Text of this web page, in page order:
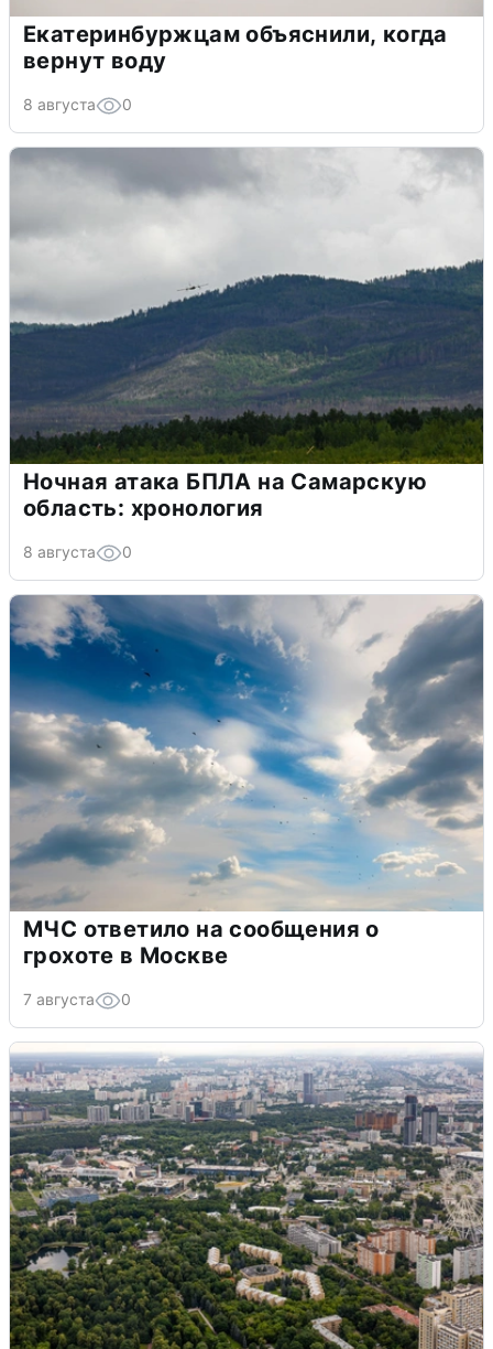
Екатеринбуржцам объяснили, когда
вернут воду
8 августа 0
Ночная атака БПЛА на Самарскую
область: хронология
8 августа 0
МЧС ответило на сообщения о
грохоте в Москве
7 августа 0